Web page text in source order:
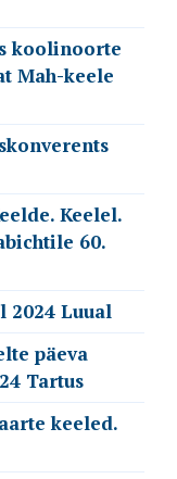
koolinoorte
Mah-keele
Keelel.
60.
2024 Luual
päeva
Tartus
keeled.